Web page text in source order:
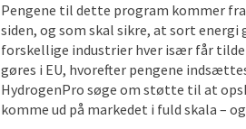
Pengene til dette program kommer
siden, og som skal sikre, at sort energi
forskellige industrier hver især får
gøres i EU, hvorefter pengene
HydrogenPro søge om støtte til at
komme ud på markedet i fuld skala –